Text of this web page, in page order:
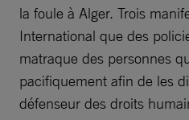
la foule à Alger. Trois
International que des
matraque des personnes
pacifiquement afin de les
défenseur des droits